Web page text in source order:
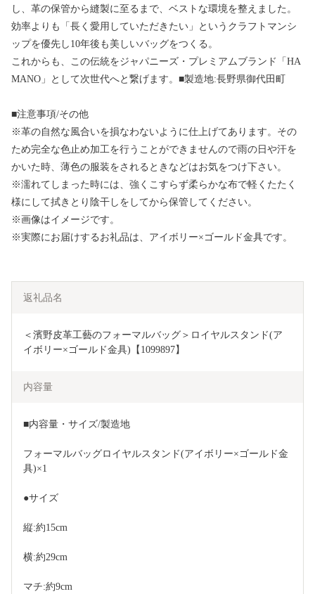
し、革の保管から縫製に至るまで、ベストな環境を整えました。
効率よりも「長く愛用していただきたい」というクラフトマンシ
ップを優先し10年後も美しいバッグをつくる。
これからも、この伝統をジャパニーズ・プレミアムブランド「HA
MANO」として次世代へと繋げます。■製造地:長野県御代田町
■注意事項/その他
※革の自然な風合いを損なわないように仕上げてあります。その
ため完全な色止め加工を行うことができませんので雨の日や汗を
かいた時、薄色の服装をされるときなどはお気をつけ下さい。
※濡れてしまった時には、強くこすらず柔らかな布で軽くたたく
様にして拭きとり陰干しをしてから保管してください。
※画像はイメージです。
※実際にお届けするお礼品は、アイボリー×ゴールド金具です。
返礼品名
＜濱野皮革工藝のフォーマルバッグ＞ロイヤルスタンド(ア
イボリー×ゴールド金具)【1099897】
内容量
■内容量・サイズ/製造地
フォーマルバッグロイヤルスタンド(アイボリー×ゴールド金
具)×1
●サイズ
縦:約15cm
横:約29cm
マチ:約9cm